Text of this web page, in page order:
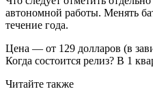
автономной работы. Менять
течение года.
Цена — от 129 долларов (в
Когда состоится релиз? В 1
Читайте также